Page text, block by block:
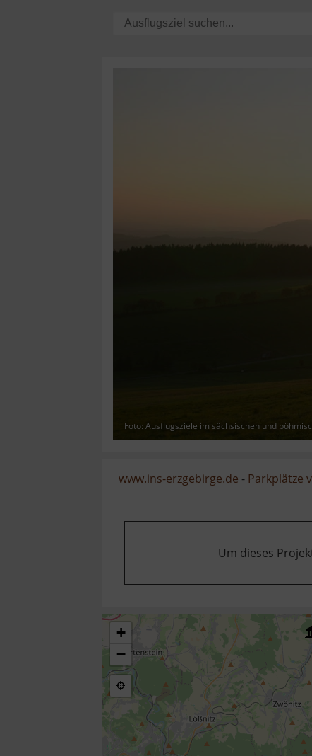
Foto: Ausflugsziele im sächsischen und
www.ins-erzgebirge.de - Parkplätze
Um dieses
+
−